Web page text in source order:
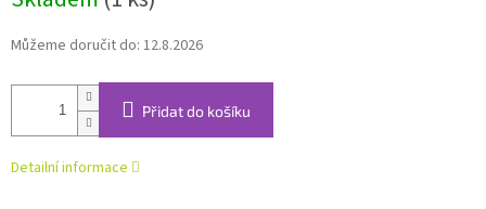
Můžeme doručit do: 12.8.2026
Přidat do košíku
Detailní informace